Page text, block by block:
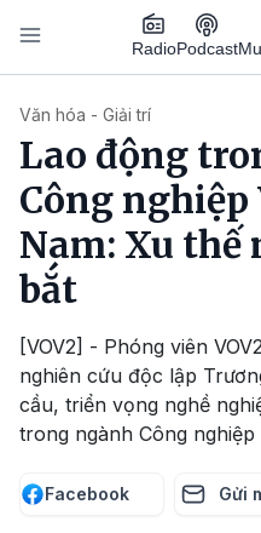
Nhảy đến nội dung
RadioPodcast
Văn hóa - Giải trí
Lao động
Công nghiệp
Nam: Xu thế
bắt
[VOV2] - Phóng viên
nghiên cứu độc lập
cầu, triển vọng nghề
trong ngành Công
Facebook Gửi